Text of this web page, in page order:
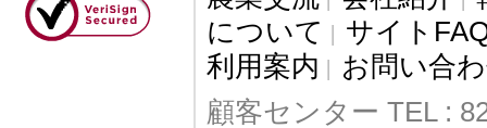
について | サイト
利用案内 | お問い合
顧客センター TEL :